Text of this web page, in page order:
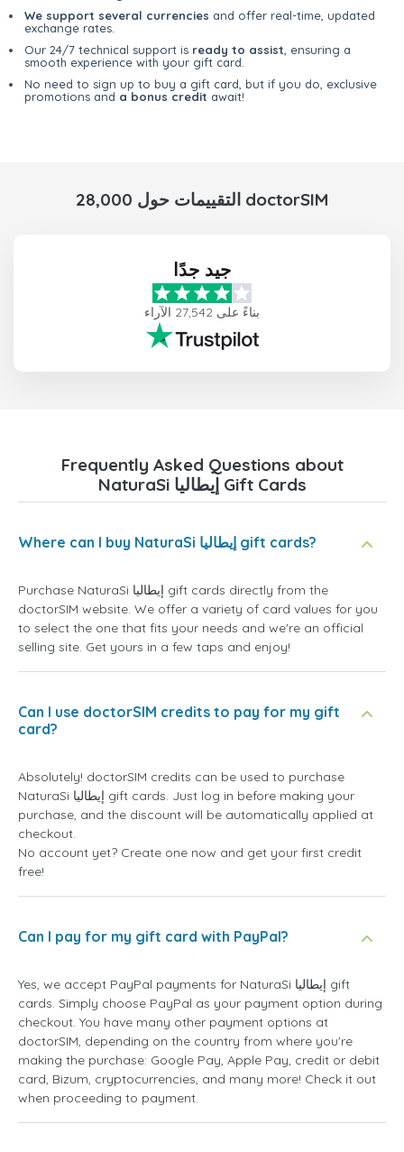
We support several currencies and offer real-time, updated
exchange rates.
Our 24/7 technical support is ready to assist , ensuring a
smooth experience with your gift card.
No need to sign up to buy a gift card, but if you do, exclusive
promotions and a bonus credit await!
28,000 التقييمات حول doctorSIM
جيد جدًا
بناءً على 27,542 الآراء
Frequently Asked Questions about
NaturaSi إيطاليا Gift Cards
Where can I buy NaturaSi إيطاليا gift cards?
Purchase NaturaSi إيطاليا gift cards directly from the
doctorSIM website. We offer a variety of card values for you
to select the one that fits your needs and we're an official
selling site. Get yours in a few taps and enjoy!
Can I use doctorSIM credits to pay for my gift
card?
Absolutely! doctorSIM credits can be used to purchase
NaturaSi إيطاليا gift cards. Just log in before making your
purchase, and the discount will be automatically applied at
checkout.
No account yet? Create one now and get your first credit
free!
Can I pay for my gift card with PayPal?
Yes, we accept PayPal payments for NaturaSi إيطاليا gift
cards. Simply choose PayPal as your payment option during
checkout. You have many other payment options at
doctorSIM, depending on the country from where you're
making the purchase: Google Pay, Apple Pay, credit or debit
card, Bizum, cryptocurrencies, and many more! Check it out
when proceeding to payment.